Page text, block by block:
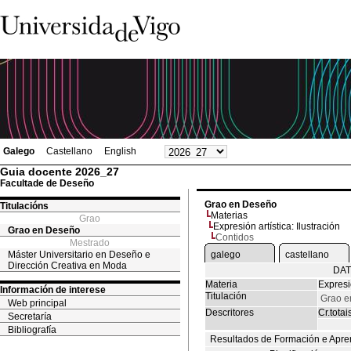
Galego Castellano English
Guia docente 2026_27
Facultade de Deseño
Titulacións
Grao
Grao en Deseño
Mestrado
Máster Universitario en Deseño e
Dirección Creativa en Moda
Información de interese
Web principal
Secretaría
Bibliografía
Grao en Deseño
Materias
Expresión artística: Ilustración
Contidos
galego
castellano
Materia
Titulación
Grao
Descritores
Resultados de Formación e